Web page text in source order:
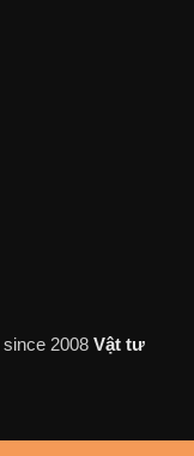
since 2008 Vật tư